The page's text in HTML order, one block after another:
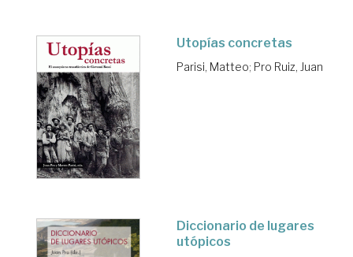
Utopías concretas
Parisi, Matteo; Pro Ruiz, Juan
Diccionario de lugares
utópicos